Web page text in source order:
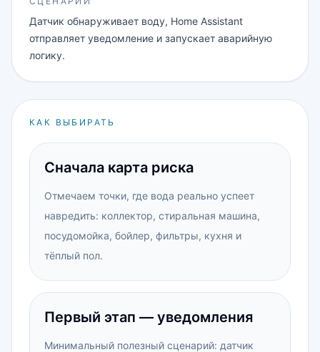
Датчик обнаруживает воду, Home Assistant
отправляет уведомление и запускает аварийную
логику.
КАК ВЫБИРАТЬ
Сначала карта риска
Отмечаем точки, где вода реально успеет
навредить: коллектор, стиральная машина,
посудомойка, бойлер, фильтры, кухня и
тёплый пол.
Первый этап — уведомления
Минимальный полезный сценарий: датчик